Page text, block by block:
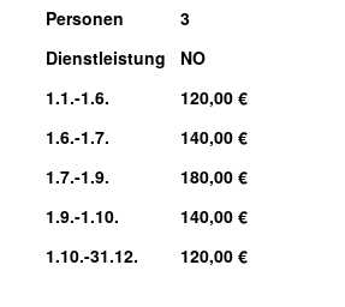
Personen
3
Dienstleistung
NO
1.1.-1.6.
120,00 €
1.6.-1.7.
140,00 €
1.7.-1.9.
180,00 €
1.9.-1.10.
140,00 €
1.10.-31.12.
120,00 €